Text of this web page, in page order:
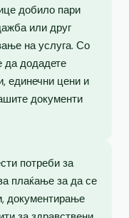
добило пари
или друг
на услуга. Со
да додадете
единечни цени и
документи
потреби за
плаќање за да се
документирање